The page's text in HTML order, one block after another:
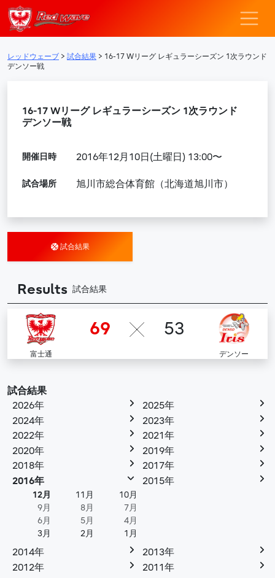
メインナビゲーション
レッドウェー
レッドウェーブ > 試合結果 > 16-17 Wリーグ レギュラーシーズン 1次ラウンド
デンソー戦
16-17 Wリーグ レギュラーシーズン 1次ラウンド
デンソー戦
開催日時 2016年12月10日(土曜日) 13:00〜
試合場所 旭川市総合体育館（北海道旭川市）
試合結果
Results 試合結果
69 53
富士通 デンソー
試合結果
2026年
2025年
2024年
2023年
2022年
2021年
2020年
2019年
2018年
2017年
2016年
12月 11月
10月
9月
8月
7月
6月
5月
4月
3月
2月 1月
2015年
2014年
2013年
2012年
2011年